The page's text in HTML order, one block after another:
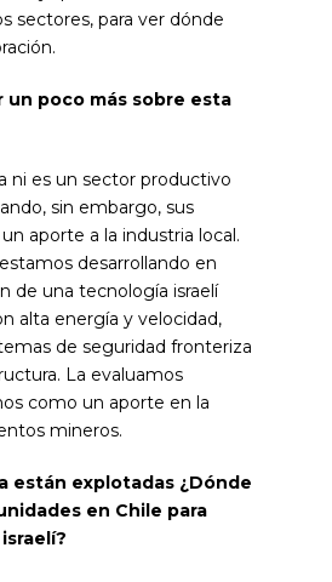
sectores, para ver dónde
un poco más sobre esta
ni es un sector productivo
sin embargo, sus
aporte a la industria local.
desarrollando en
de una tecnología israelí
alta energía y velocidad,
de seguridad fronteriza
La evaluamos
como un aporte en la
mineros.
están explotadas ¿Dónde
en Chile para